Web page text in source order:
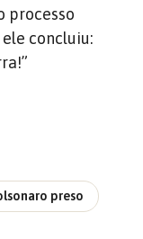
processo
concluiu:
preso